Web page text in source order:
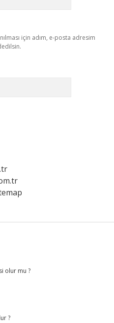
için adım, e-posta adresim
olur mu ?
?